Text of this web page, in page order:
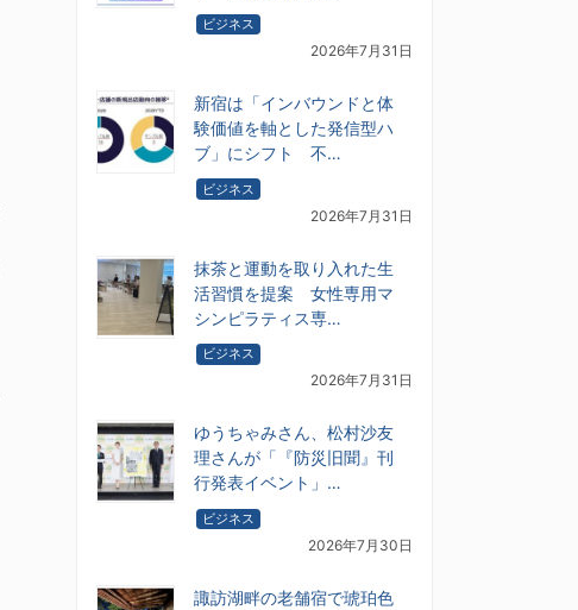
ビジネス
2026年7月31日
新宿は「インバウンドと体
験価値を軸とした発信型ハ
ブ」にシフト 不…
ビジネス
2026年7月31日
抹茶と運動を取り入れた生
活習慣を提案 女性専用マ
シンピラティス専…
ビジネス
2026年7月31日
ゆうちゃみさん、松村沙友
理さんが「『防災旧聞』刊
行発表イベント」…
ビジネス
2026年7月30日
諏訪湖畔の老舗宿で琥珀色